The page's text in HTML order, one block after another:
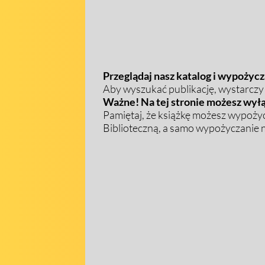
Przeglądaj nasz katalog i
Aby wyszukać publikację,
Ważne! Na tej stronie możesz
Pamiętaj, że książkę możesz
Biblioteczną, a samo wypożyczanie